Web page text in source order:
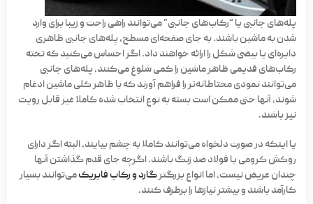
پله‌های جانبی یا “رکاب‌های جانبی” می‌توانند راهی راحت و زیبا برای وارد
شدن به ماشین باشند. به جای صفحه‌ای مسطح، پله‌های جانبی ظاهری
دایره‌ای یا بیضی شکل را ارائه خواهند داد. اگر احساس می‌کنید که تخته
رکاب‌های قدیمی ظاهر ماشین را کمی شلوغ می‌کنند، پله‌های جانبی
می‌توانند نمودی محتاطانه‌تر را فراهم آورند که با ظاهر کلی ماشین ادغام
شوند، آنها حتی ممکن است بسته به نوع انتخاب شده کاملا غیر قابل رویت
نیز باشند.
یا اینکه در صورت دلخواه می‌توانند کاملا به چشم بیایند، البته اگر دارای
روکش کرومی یا فولاد ضد زنگ باشند. اگرچه جای قدم گذاشتن آنها
چندان عریض نیست، اما انواع بزرگترگارد و رکاب فابریکمی‌توانند بسیار
کارآمد باشند و بیشتر نیازها را برطرف کنند.